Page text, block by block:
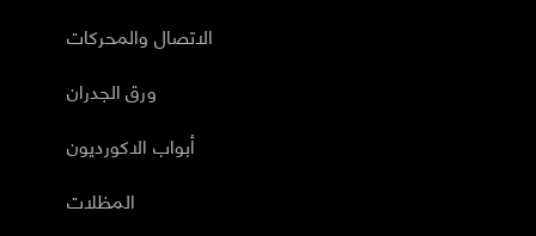
الاتصال والمحركات
ورق الجدران
أبواب الاكورديون
المظلات